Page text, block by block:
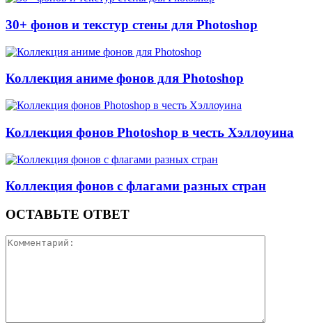
30+ фонов и текстур стены для Photoshop
Коллекция аниме фонов для Photoshop
Коллекция фонов Photoshop в честь Хэллоуина
Коллекция фонов с флагами разных стран
ОСТАВЬТЕ ОТВЕТ